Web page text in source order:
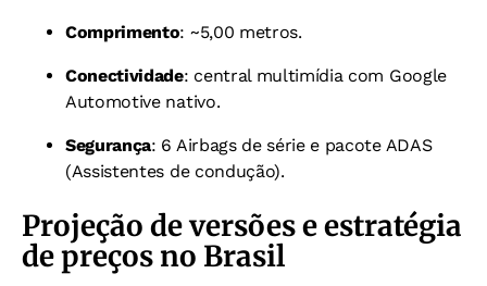
Comprimento: ~5,00 metros.
Conectividade: central multimídia com Google
Automotive nativo.
Segurança: 6 Airbags de série e pacote ADAS
(Assistentes de condução).
Projeção de versões e estratégia
de preços no Brasil